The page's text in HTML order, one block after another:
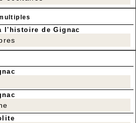
l'histoire de Gignac